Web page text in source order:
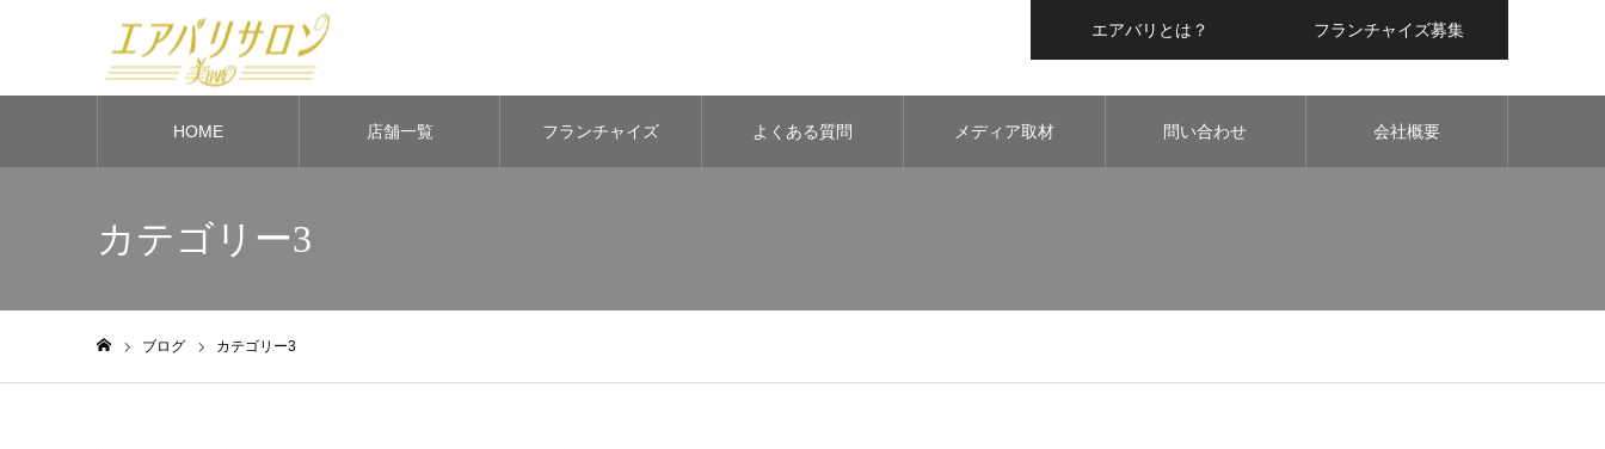
エアバリとは？ フランチャイズ募集
HOME 店舗一覧 フランチャイズ よくある質問 メディア取材 問い合わせ 会社概要
カテゴリー3
ブログ カテゴリー3